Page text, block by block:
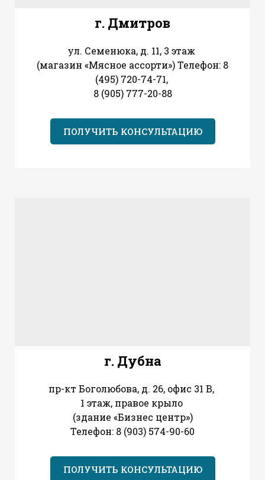
г. Дмитров
ул. Семенюка, д. 11, 3 этаж
(магазин «Мясное ассорти») Телефон: 8
(495) 720-74-71,
8 (905) 777-20-88
ПОЛУЧИТЬ КОНСУЛЬТАЦИЮ
г. Дубна
пр-кт Боголюбова, д. 26, офис 31 В,
1 этаж, правое крыло
(здание «Бизнес центр»)
Телефон: 8 (903) 574-90-60
ПОЛУЧИТЬ КОНСУЛЬТАЦИЮ